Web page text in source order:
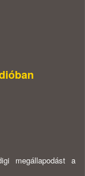
megállapodást a